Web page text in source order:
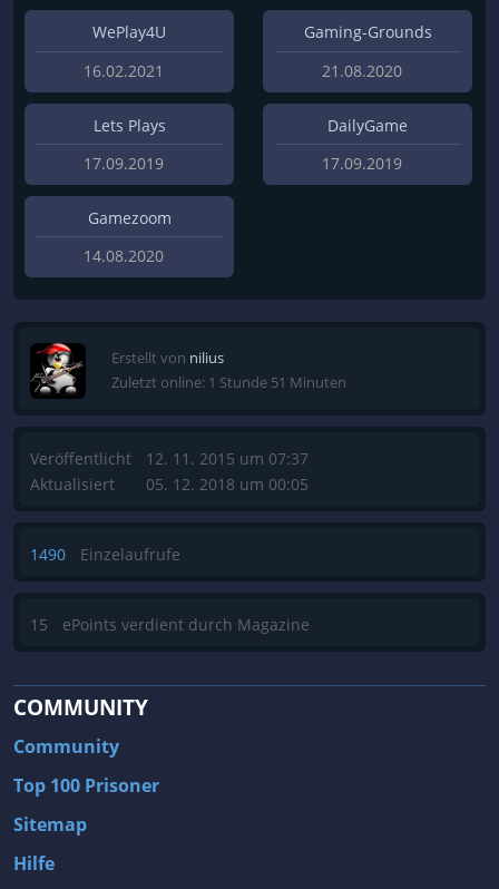
WePlay4U
16.02.2021
Gaming-Grounds
21.08.2020
Lets Plays
17.09.2019
DailyGame
17.09.2019
Gamezoom
14.08.2020
Erstellt von nilius
Zuletzt online: 1 Stunde 51 Minuten
Veröffentlicht
Aktualisiert
12. 11. 2015 um 07:37
05. 12. 2018 um 00:05
1490 Einzelaufrufe
15 ePoints verdient durch Magazine
COMMUNITY
Community
Top 100 Prisoner
Sitemap
Hilfe